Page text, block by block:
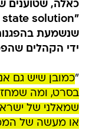
כאלה, שטוענים
שנשמעת
ידי הקהלים
"כמובן שיש גם
בסרט, ומה
שמאלני של
או מעשה של